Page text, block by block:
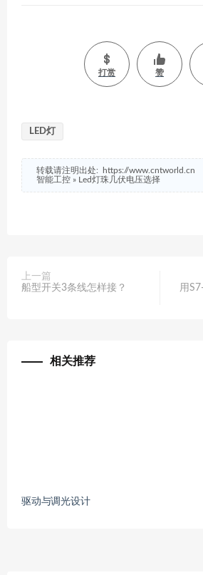
打赏 赞
LED灯
转载请注明出处:
https://www.cntworld.cn
智能工控 » Led灯珠几伏电压选择
上一篇
船型开关3条线怎样接？
用
相关推荐
驱动与调光设计